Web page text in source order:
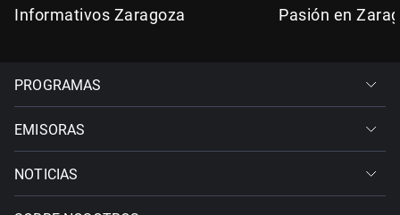
Informativos Zaragoza Pasión en
PROGRAMAS
EMISORAS
NOTICIAS